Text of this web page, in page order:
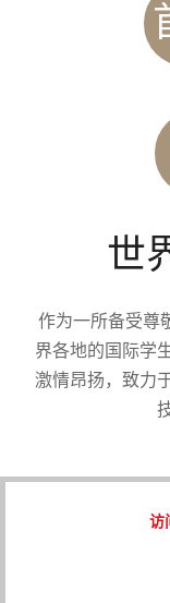
世
作为一所备受尊
界各地的国际学
激情昂扬，致力
访